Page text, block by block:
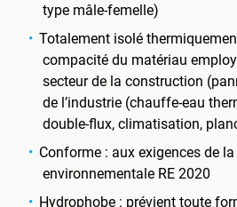
type mâle-femelle)
Totalement isolé
compacité du matériau
secteur de la construction
de l’industrie (chauffe-eau
double-flux, climatisation,
Conforme : aux exigences de
environnementale RE 2020
Hydrophobe : prévient toute